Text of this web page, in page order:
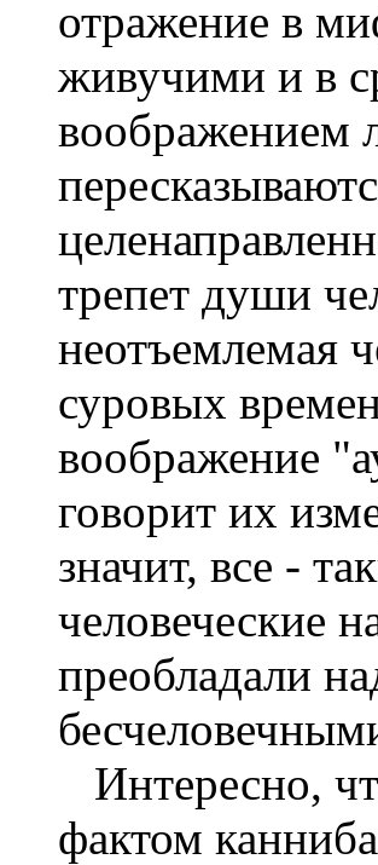
отражение в
живучими и в
воображением
трепет души
неотъемлемая
суровых
воображение
говорит их
значит, все -
человеческие
преобладали
Интересно,
фактом